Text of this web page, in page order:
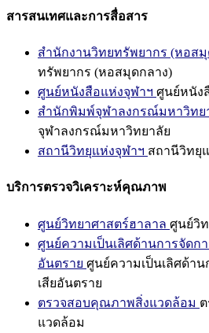
สารสนเทศและการสื่อสาร
สำนักงานวิทยทรัพยากร (หอสมุ
ทรัพยากร (หอสมุดกลาง)
ศูนย์หนังสือแห่งจุฬาฯ ศูนย์หนัง
สำนักพิมพ์จุฬาลงกรณ์มหาวิทย
จุฬาลงกรณ์มหาวิทยาลัย
สถานีวิทยุแห่งจุฬาฯ สถานีวิทยุ
บริการตรวจวิเคราะห์คุณภาพ
ศูนย์วิทยาศาสตร์ฮาลาล ศูนย์วิ
ศูนย์ความเป็นเลิศด้านการจัดก
อันตราย ศูนย์ความเป็นเลิศด้า
เสียอันตราย
ตรวจสอบคุณภาพสิ่งแวดล้อม
แวดล้อม